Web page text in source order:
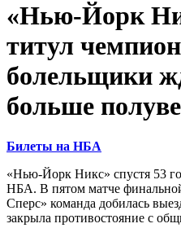
«Нью-Йорк
титул
болельщики
больше
Билеты на НБА
«Нью-Йорк Никс» спустя 53
НБА. В пятом матче
Сперс» команда добилась
закрыла противостояние с